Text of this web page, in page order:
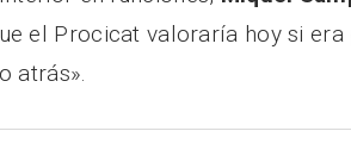
el Procicat valoraría hoy si
atrás».